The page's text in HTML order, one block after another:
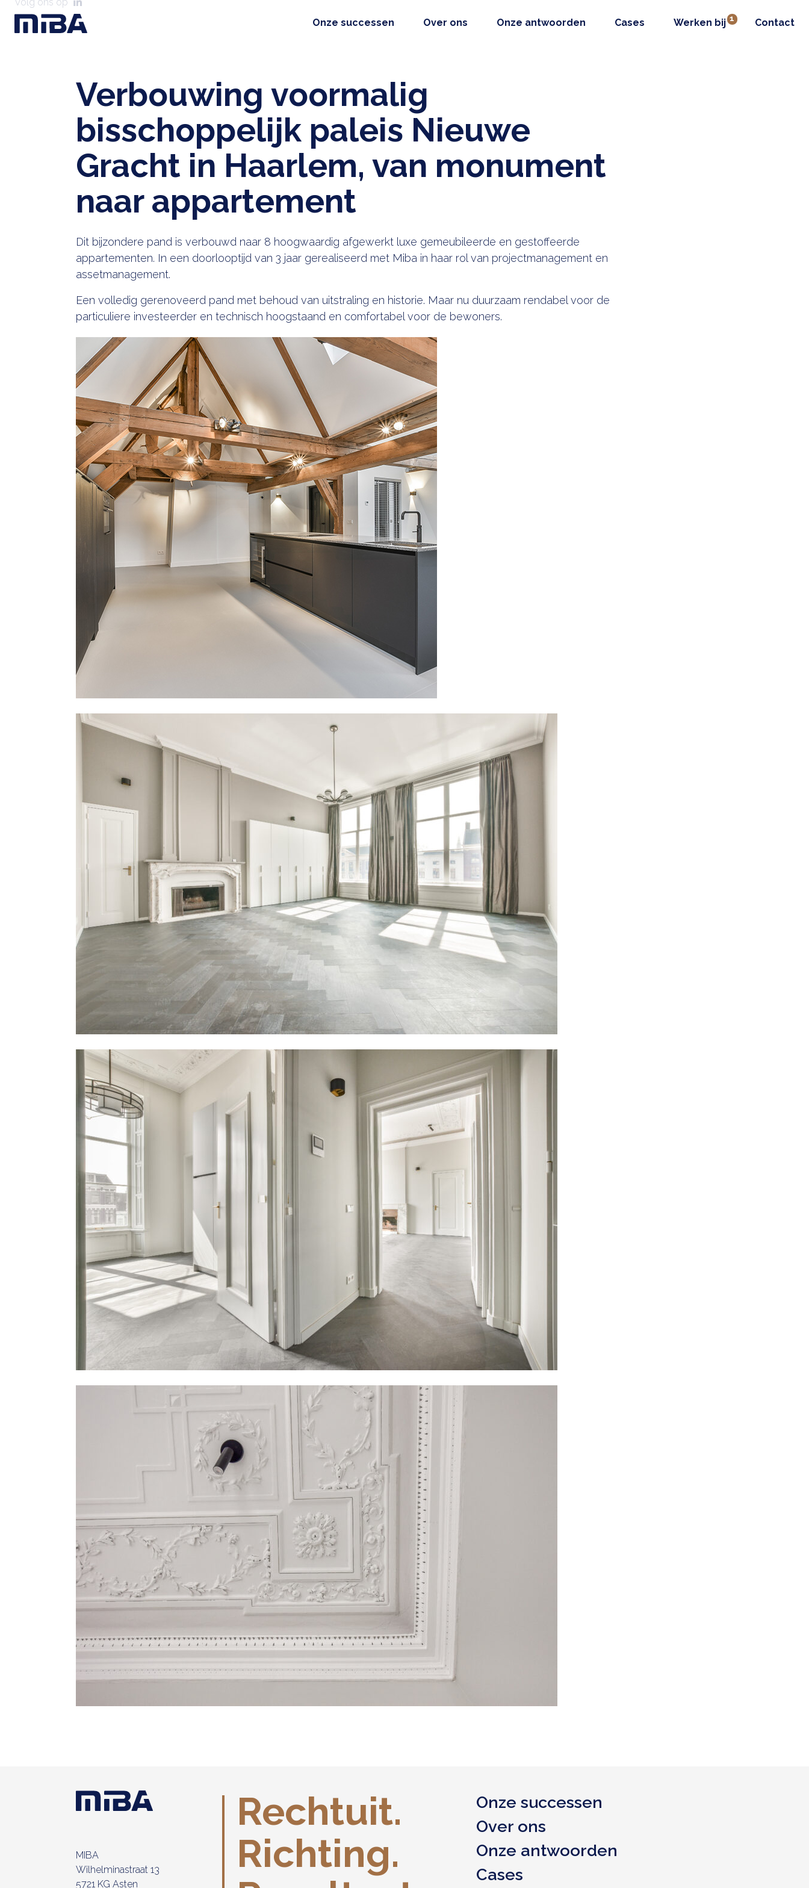
Onze successen Over ons Onze antwoorden Cases Werken bij Contact
Verbouwing voormalig
bisschoppelijk paleis Nieuwe
Gracht in Haarlem, van monument
naar appartement
Dit bijzondere pand is verbouwd naar 8 hoogwaardig afgewerkt luxe gemeubileerde en gestoffeerde
appartementen. In een doorlooptijd van 3 jaar gerealiseerd met Miba in haar rol van projectmanagement en
assetmanagement.
Een volledig gerenoveerd pand met behoud van uitstraling en historie. Maar nu duurzaam rendabel voor de
particuliere investeerder en technisch hoogstaand en comfortabel voor de bewoners.
MIBA
Wilhelminastraat 13
5721 KG Asten
Rechtuit.
Richting.
Onze successen
Over ons
Onze antwoorden
Cases